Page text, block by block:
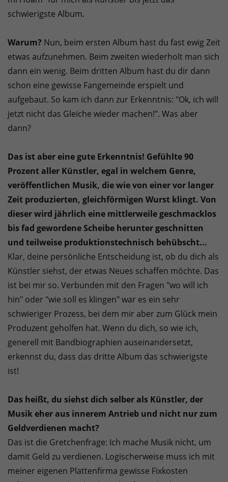
schwierigste Album.
Warum? Nun, beim ersten Album hast du fast ewig Zeit
etwas aufzunehmen. Beim zweiten wiederholt man sich
dann ein wenig. Beim dritten Album hast du dir dann
schon eine gewisse Fangemeinde erspielt und
aufgebaut. So kam ich dann zur Erkenntnis: "Ok, ich will
jetzt nicht das Gleiche wieder machen!". Was aber
dann?
Das ist aber eine gute Erkenntnis! Gefühlte 90
Prozent aller Künstler, egal in welchem Genre,
veröffentlichen Musik, die wie von einer vor langer
Zeit produzierten, gleichförmigen Wurst klingt. Von
dieser wird jährlich eine mittlerweile geschmacklos
bis fad gewordene Scheibe herunter geschnitten
und teilweise produktionstechnisch behübscht...
Klar, deine persönliche Entscheidung ist, ob du dich als
Künstler siehst, der etwas Neues schaffen möchte. Das
ist bei mir so. Verbunden mit den Fragen "wo will ich
hin" oder "wie soll es klingen" war es ein sehr
schwieriger Prozess, bei dem mir aber zum Glück mein
Produzent geholfen hat. Wenn du dich, so wie ich,
generell mit Bandbiographien auseinandersetzt,
erkennst du, dass das dritte Album das schwierigste
ist!
Das heißt, du siehst dich selber als Künstler, der
Musik eher aus innerem Antrieb und nicht nur zum
Geldverdienen macht?
Das ist die Gretchenfrage: Ich mache Musik nicht, um
damit Geld zu verdienen. Logischerweise muss ich mit
meiner eigenen Plattenfirma gewisse Fixkosten